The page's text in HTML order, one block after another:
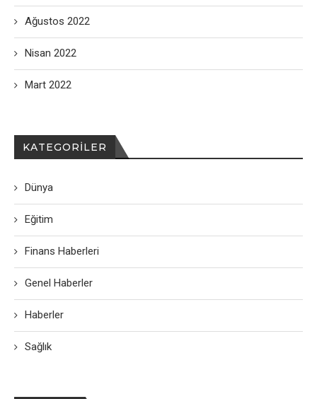
Ağustos 2022
Nisan 2022
Mart 2022
KATEGORILER
Dünya
Eğitim
Finans Haberleri
Genel Haberler
Haberler
Sağlık